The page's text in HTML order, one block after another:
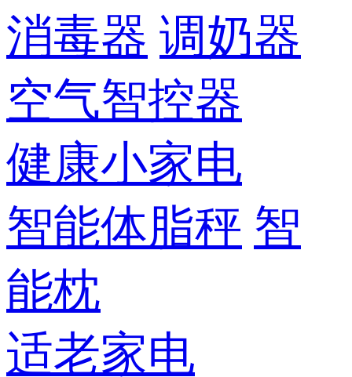
消毒器 调奶器
空气智控器
健康小家电
智能体脂秤 智
能枕
适老家电